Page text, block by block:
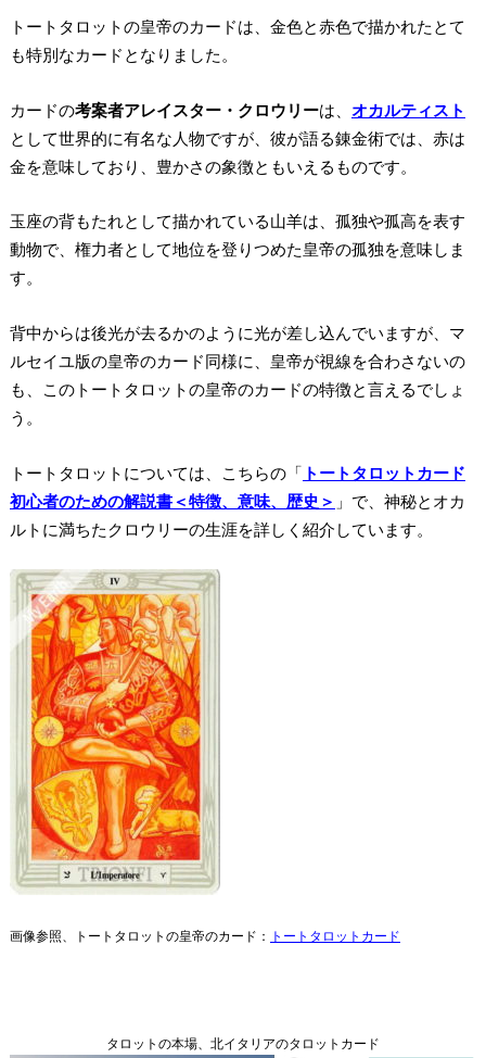
トートタロットの皇帝のカードは、金色と赤色で描かれたとて
も特別なカードとなりました。
カードの考案者アレイスター・クロウリーは、 オカルティスト
として世界的に有名な人物ですが、彼が語る錬金術では、赤は
金を意味しており、豊かさの象徴ともいえるものです。
玉座の背もたれとして描かれている山羊は、孤独や孤高を表す
動物で、 権力者として地位を登りつめた皇帝の孤独を意味しま
す。
背中からは後光が去るかのように光が差し込んでいますが、マ
ルセイユ版の皇帝のカード同様に、皇帝が視線を合わさないの
も、このトートタロットの皇帝のカードの特徴と言えるでしょ
う。
トートタロットについては、こちらの「 トートタロットカード
初心者のための解説書＜特徴、意味、歴史＞ 」で、神秘とオカ
ルトに満ちたクロウリーの生涯を詳しく紹介しています。
画像参照、トートタロットの皇帝のカード： トートタロットカード
タロットの本場、北イタリアのタロットカード